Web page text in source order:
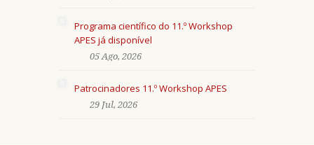
Programa científico do 11.º Workshop
APES já disponível
05 Ago, 2026
Patrocinadores 11.º Workshop APES
29 Jul, 2026